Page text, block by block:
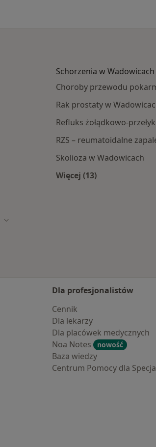
Schorzenia w Wadowicach
Choroby przewodu
Rak prostaty w
Refluks żołądkowo-
RZS – reumatoidalne
Skolioza w Wadowicach
Więcej (13)
Zmień miasto
Dla profesjonalistów
Cennik
Dla lekarzy
Dla placówek medycznych
Noa Notes
nowość
Baza wiedzy
Centrum Pomocy dla